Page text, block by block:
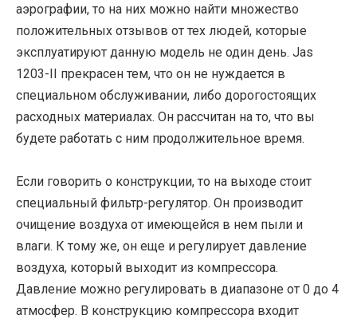
аэрографии, то на них можно найти множество
положительных отзывов от тех людей, которые
эксплуатируют данную модель не один день. Jas
1203-II прекрасен тем, что он не нуждается в
специальном обслуживании, либо дорогостоящих
расходных материалах. Он рассчитан на то, что вы
будете работать с ним продолжительное время.
Если говорить о конструкции, то на выходе стоит
специальный фильтр-регулятор. Он производит
очищение воздуха от имеющейся в нем пыли и
влаги. К тому же, он еще и регулирует давление
воздуха, который выходит из компрессора.
Давление можно регулировать в диапазоне от 0 до 4
атмосфер. В конструкцию компрессора входит